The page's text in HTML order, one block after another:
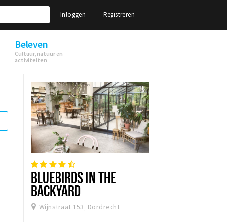
Inloggen Registreren
Beleven
Cultuur, natuur en
activiteiten
BLUEBIRDS IN THE
BACKYARD
Wijnstraat 153, Dordrecht